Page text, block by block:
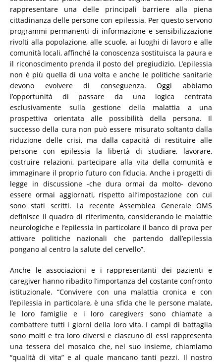
rappresentare una delle principali barriere alla piena
cittadinanza delle persone con epilessia. Per questo servono
programmi permanenti di informazione e sensibilizzazione
rivolti alla popolazione, alle scuole, ai luoghi di lavoro e alle
comunità locali, affinché la conoscenza sostituisca la paura e
il riconoscimento prenda il posto del pregiudizio. L’epilessia
non è più quella di una volta e anche le politiche sanitarie
devono evolvere di conseguenza. Oggi abbiamo
l’opportunità di passare da una logica centrata
esclusivamente sulla gestione della malattia a una
prospettiva orientata alle possibilità della persona. Il
successo della cura non può essere misurato soltanto dalla
riduzione delle crisi, ma dalla capacità di restituire alle
persone con epilessia la libertà di studiare, lavorare,
costruire relazioni, partecipare alla vita della comunità e
immaginare il proprio futuro con fiducia. Anche i progetti di
legge in discussione -che dura ormai da molto- devono
essere ormai aggiornati, rispetto all’impostazione con cui
sono stati scritti. La recente Assemblea Generale OMS
definisce il quadro di riferimento, considerando le malattie
neurologiche e l’epilessia in particolare il banco di prova per
attivare politiche nazionali che partendo dall’epilessia
pongano al centro la salute del cervello”.
Anche le associazioni e i rappresentanti dei pazienti e
caregiver hanno ribadito l’importanza del costante confronto
istituzionale. “Convivere con una malattia cronica e con
l’epilessia in particolare, è una sfida che le persone malate,
le loro famiglie e i loro caregivers sono chiamate a
combattere tutti i giorni della loro vita. I campi di battaglia
sono molti e tra loro diversi e ciascuno di essi rappresenta
una tessera del mosaico che, nel suo insieme, chiamiamo
“qualità di vita” e al quale mancano tanti pezzi. Il nostro